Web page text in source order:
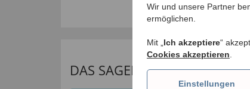
DAS SAGEN UNSERE
Wir und unsere Partner
ermöglichen.
Mit „ Ich akzeptiere“
Cookies akzeptieren
Einstellungen